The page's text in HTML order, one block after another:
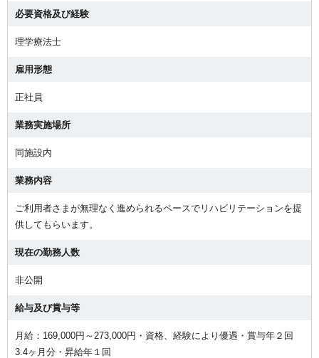
必要資格及び経験
理学療法士
雇用形態
正社員
業務実施場所
同施設内
業務内容
ご利用者さまが無理なく進められるペースでリハビリテーションを提
供してもらいます。
現在の勤務人数
非公開
給与及び賞与等
月給：169,000円～273,000円・資格、経験により優遇・賞与年２回
3.4ヶ月分・昇給年１回